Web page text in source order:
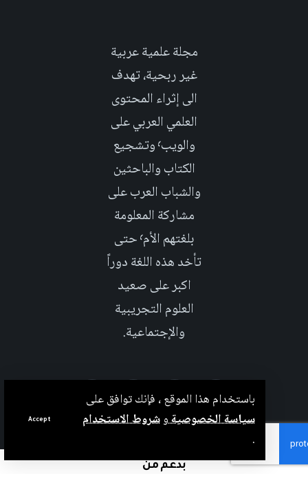
باستخدام هذا الموقع ، فإنك توافق على
سياسة الخصوصيةوشروط الاستخدام
مجلة علمية عربية
غير ربحية، تهدف
الى إثراء المحتوى
العلمي العربي على
والويب٬ وتشجيع
الكتاب والباحثين
والشباب العرب على
مشاركة المعلومة
بلغتهم الأم٬ حتى
تأخد هذه اللغة دوراً
اكبر على صعيد
العلوم التجريبية
والإجتماعية.
بدعم من